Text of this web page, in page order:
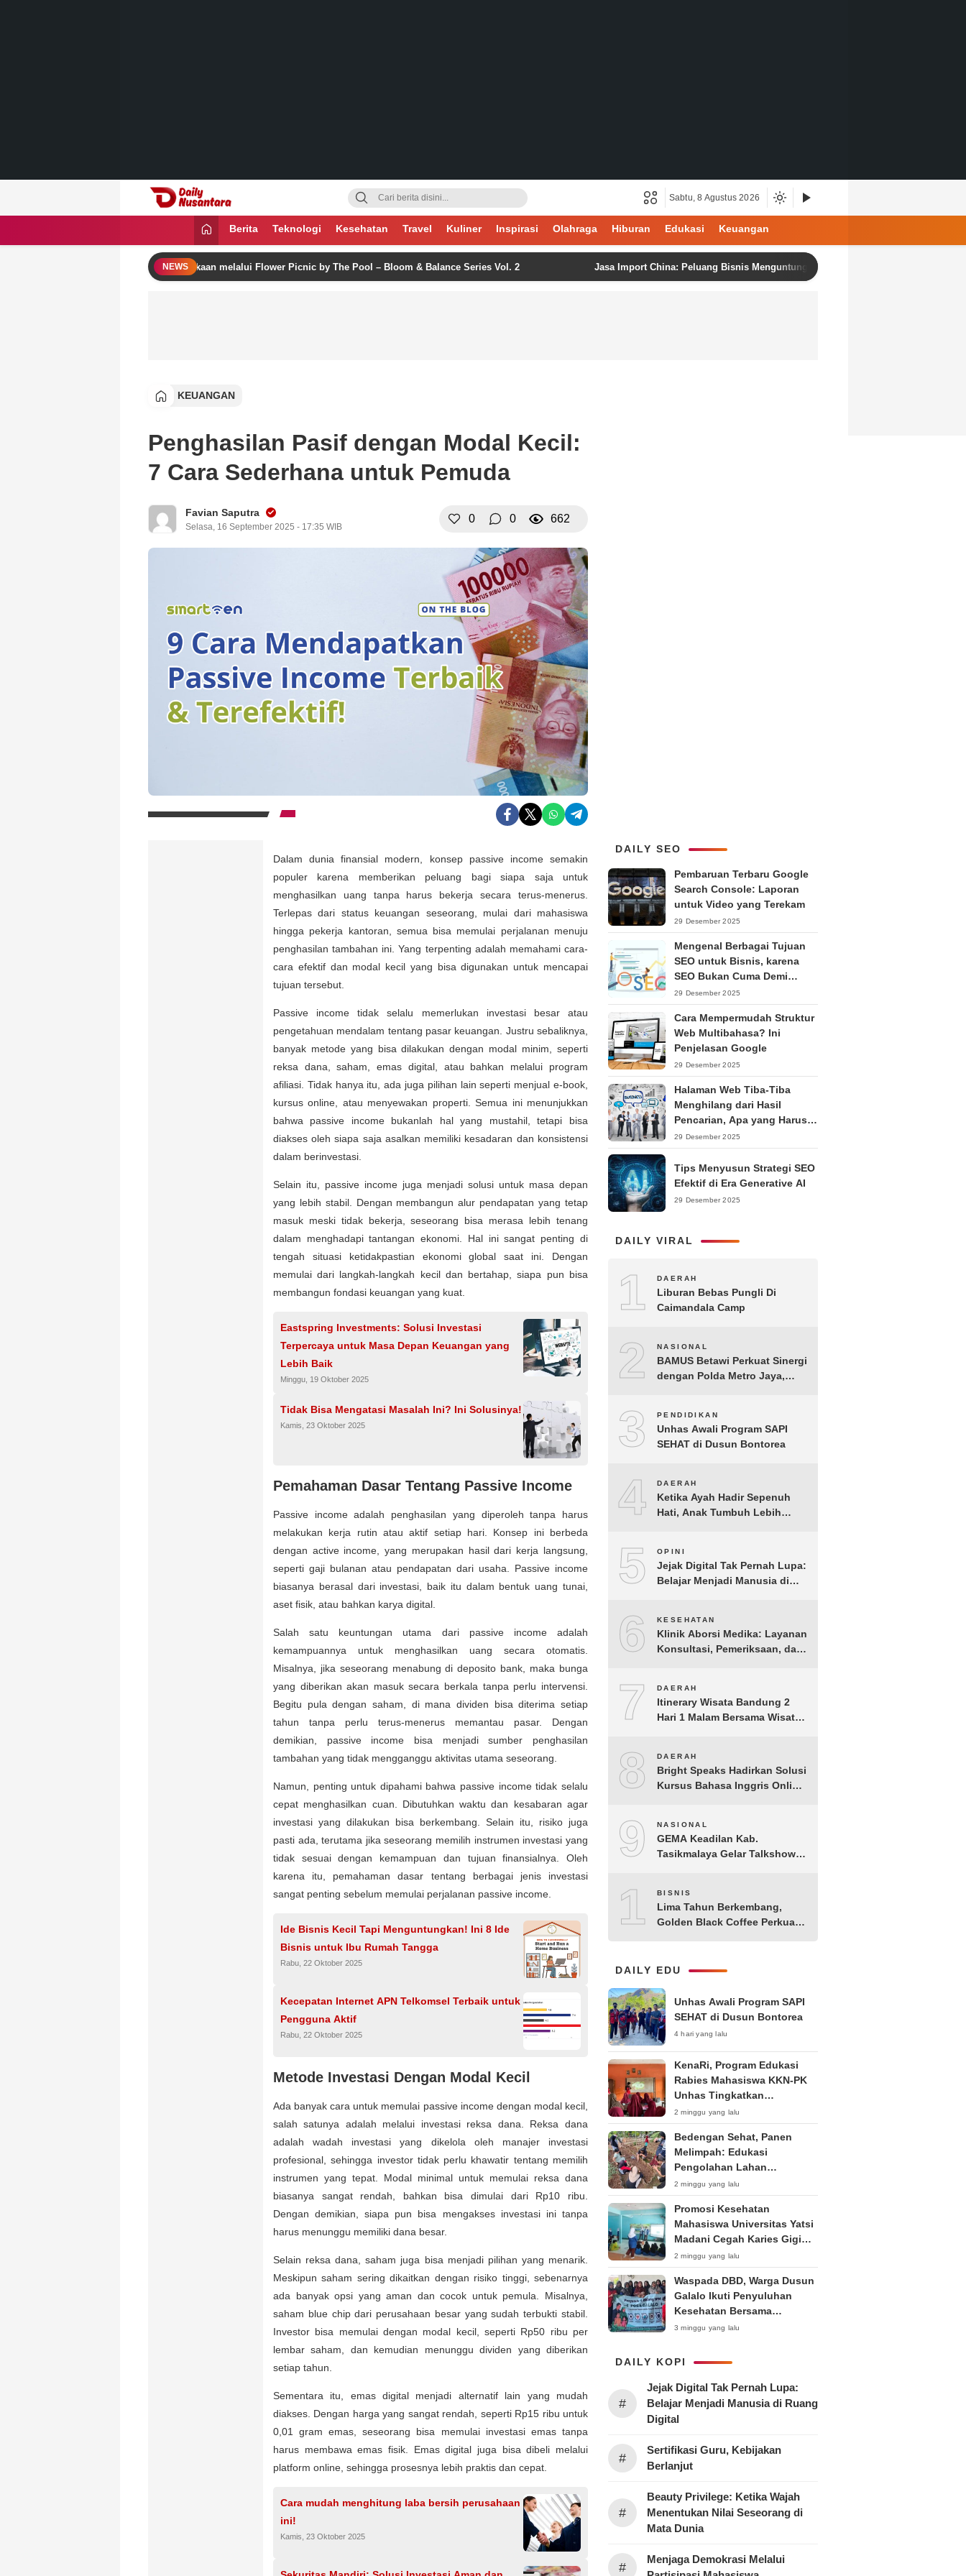
Daily Nusantara
Menyajikan Fakta, Menginspirasi Bangsa
Sabtu, 8 Agustus 2026
Berita Teknologi Kesehatan Travel Kuliner Inspirasi Olahraga Hiburan Edukasi Keuangan
NEWS
Rayakan Semangat Kemerdekaan melalui Flower Picnic by The Pool – Bloom & Balance Series Vol. 2 Jasa Import China: Peluang Bisnis Menguntungkan dengan Produk Berkualitas dan Harga
KEUANGAN
Penghasilan Pasif dengan Modal Kecil:
7 Cara Sederhana untuk Pemuda
Favian Saputra
Selasa, 16 September 2025 - 17:35 WIB
0 0 662
Dalam dunia finansial modern, konsep passive income semakin
populer karena memberikan peluang bagi siapa saja untuk
menghasilkan uang tanpa harus bekerja secara terus-menerus.
Terlepas dari status keuangan seseorang, mulai dari mahasiswa
hingga pekerja kantoran, semua bisa memulai perjalanan menuju
penghasilan tambahan ini. Yang terpenting adalah memahami cara-
cara efektif dan modal kecil yang bisa digunakan untuk mencapai
tujuan tersebut.
Passive income tidak selalu memerlukan investasi besar atau
pengetahuan mendalam tentang pasar keuangan. Justru sebaliknya,
banyak metode yang bisa dilakukan dengan modal minim, seperti
reksa dana, saham, emas digital, atau bahkan melalui program
afiliasi. Tidak hanya itu, ada juga pilihan lain seperti menjual e-book,
kursus online, atau menyewakan properti. Semua ini menunjukkan
bahwa passive income bukanlah hal yang mustahil, tetapi bisa
diakses oleh siapa saja asalkan memiliki kesadaran dan konsistensi
dalam berinvestasi.
Selain itu, passive income juga menjadi solusi untuk masa depan
yang lebih stabil. Dengan membangun alur pendapatan yang tetap
masuk meski tidak bekerja, seseorang bisa merasa lebih tenang
dalam menghadapi tantangan ekonomi. Hal ini sangat penting di
tengah situasi ketidakpastian ekonomi global saat ini. Dengan
memulai dari langkah-langkah kecil dan bertahap, siapa pun bisa
membangun fondasi keuangan yang kuat.
Eastspring Investments: Solusi Investasi
Terpercaya untuk Masa Depan Keuangan yang
Lebih Baik
Minggu, 19 Oktober 2025
Tidak Bisa Mengatasi Masalah Ini? Ini Solusinya!
Kamis, 23 Oktober 2025
Pemahaman Dasar Tentang Passive Income
Passive income adalah penghasilan yang diperoleh tanpa harus
melakukan kerja rutin atau aktif setiap hari. Konsep ini berbeda
dengan active income, yang merupakan hasil dari kerja langsung,
seperti gaji bulanan atau pendapatan dari usaha. Passive income
biasanya berasal dari investasi, baik itu dalam bentuk uang tunai,
aset fisik, atau bahkan karya digital.
Salah satu keuntungan utama dari passive income adalah
kemampuannya untuk menghasilkan uang secara otomatis.
Misalnya, jika seseorang menabung di deposito bank, maka bunga
yang diberikan akan masuk secara berkala tanpa perlu intervensi.
Begitu pula dengan saham, di mana dividen bisa diterima setiap
tahun tanpa perlu terus-menerus memantau pasar. Dengan
demikian, passive income bisa menjadi sumber penghasilan
tambahan yang tidak mengganggu aktivitas utama seseorang.
Namun, penting untuk dipahami bahwa passive income tidak selalu
cepat menghasilkan cuan. Dibutuhkan waktu dan kesabaran agar
investasi yang dilakukan bisa berkembang. Selain itu, risiko juga
pasti ada, terutama jika seseorang memilih instrumen investasi yang
tidak sesuai dengan kemampuan dan tujuan finansialnya. Oleh
karena itu, pemahaman dasar tentang berbagai jenis investasi
sangat penting sebelum memulai perjalanan passive income.
Ide Bisnis Kecil Tapi Menguntungkan! Ini 8 Ide
Bisnis untuk Ibu Rumah Tangga
Rabu, 22 Oktober 2025
Kecepatan Internet APN Telkomsel Terbaik untuk
Pengguna Aktif
Rabu, 22 Oktober 2025
Metode Investasi Dengan Modal Kecil
Ada banyak cara untuk memulai passive income dengan modal kecil,
salah satunya adalah melalui investasi reksa dana. Reksa dana
adalah wadah investasi yang dikelola oleh manajer investasi
profesional, sehingga investor tidak perlu khawatir tentang memilih
instrumen yang tepat. Modal minimal untuk memulai reksa dana
biasanya sangat rendah, bahkan bisa dimulai dari Rp10 ribu.
Dengan demikian, siapa pun bisa mengakses investasi ini tanpa
harus menunggu memiliki dana besar.
Selain reksa dana, saham juga bisa menjadi pilihan yang menarik.
Meskipun saham sering dikaitkan dengan risiko tinggi, sebenarnya
ada banyak opsi yang aman dan cocok untuk pemula. Misalnya,
saham blue chip dari perusahaan besar yang sudah terbukti stabil.
Investor bisa memulai dengan modal kecil, seperti Rp50 ribu per
lembar saham, dan kemudian menunggu dividen yang diberikan
setiap tahun.
Sementara itu, emas digital menjadi alternatif lain yang mudah
diakses. Dengan harga yang sangat rendah, seperti Rp15 ribu untuk
0,01 gram emas, seseorang bisa memulai investasi emas tanpa
harus membawa emas fisik. Emas digital juga bisa dibeli melalui
platform online, sehingga prosesnya lebih praktis dan cepat.
Cara mudah menghitung laba bersih perusahaan
ini!
Kamis, 23 Oktober 2025
DAILY SEO
Pembaruan Terbaru Google
Search Console: Laporan
untuk Video yang Terekam
29 Desember 2025
Mengenal Berbagai Tujuan
SEO untuk Bisnis, karena
SEO Bukan Cuma Demi
Ranking
29 Desember 2025
Cara Mempermudah Struktur
Web Multibahasa? Ini
Penjelasan Google
29 Desember 2025
Halaman Web Tiba-Tiba
Menghilang dari Hasil
Pencarian, Apa yang Harus
Dilakukan?
29 Desember 2025
Tips Menyusun Strategi SEO
Efektif di Era Generative AI
29 Desember 2025
DAILY VIRAL
1 DAERAH
Liburan Bebas Pungli Di
Caimandala Camp
2 NASIONAL
BAMUS Betawi Perkuat Sinergi
dengan Polda Metro Jaya,
Kondusif Jelang HUT ke-81
Republik Indonesia
3 PENDIDIKAN
Unhas Awali Program SAPI
SEHAT di Dusun Bontorea
4 DAERAH
Ketika Ayah Hadir Sepenuh
Hati, Anak Tumbuh Lebih
5 OPINI
Jejak Digital Tak Pernah Lupa:
Belajar Menjadi Manusia di
6 KESEHATAN
Klinik Aborsi Medika: Layanan
Konsultasi, Pemeriksaan, dan
7 DAERAH
Itinerary Wisata Bandung 2
Hari 1 Malam Bersama Wisata
8 DAERAH
Bright Speaks Hadirkan Solusi
Kursus Bahasa Inggris Online
Bicara
9 NASIONAL
GEMA Keadilan Kab.
Tasikmalaya Gelar Talkshow
Negara di Era Post-Truth”
10BISNIS
Lima Tahun Berkembang,
Golden Black Coffee Perkuat
DAILY EDU
Unhas Awali Program SAPI
SEHAT di Dusun Bontorea
4 hari yang lalu
KenaRi, Program Edukasi
Rabies Mahasiswa KKN-PK
Unhas Tingkatkan
Kesadaran Siswa SD Negeri 4
Maccorawalie
2 minggu yang lalu
Bedengan Sehat, Panen
Melimpah: Edukasi
Pengolahan Lahan
Bedengan Organik bagi KWT
dan Ibu PKK RT 04 RW 01
Kelurahan Pakintelan
2 minggu yang lalu
Promosi Kesehatan
Mahasiswa Universitas Yatsi
Madani Cegah Karies Gigi
Anak
2 minggu yang lalu
Waspada DBD, Warga Dusun
Galalo Ikuti Penyuluhan
Kesehatan Bersama
Mahasiswa Pemberdayaan
Surabaya 2026
3 minggu yang lalu
DAILY KOPI
#
Jejak Digital Tak Pernah Lupa:
Belajar Menjadi Manusia di Ruang
Digital
#
Sertifikasi Guru, Kebijakan
Berlanjut
#
Beauty Privilege: Ketika Wajah
Menentukan Nilai Seseorang di
Mata Dunia
#
Menjaga Demokrasi Melalui